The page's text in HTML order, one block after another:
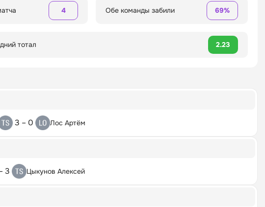
4 Обе команды забили 69%
тотал 2.23
3 – 0 Лос Артём
3 Цыкунов Алексей